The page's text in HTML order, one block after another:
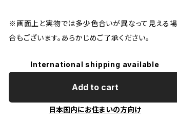
※画面上と実物では多少色合いが異なって見える場
合もございます。あらかじめご了承ください。
International shipping available
Add to cart
日本国内にお住まいの方向け